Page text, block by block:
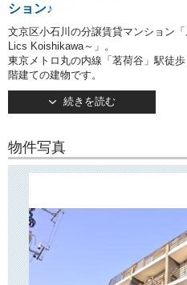
ション♪
文京区小石川の分譲賃貸マンション
Lics Koishikawa～」。
東京メトロ丸の内線「茗荷谷」駅徒
階建ての建物です。
コンクリート打ちっぱなし＆箱型フォ
TVモニターつきオートロックや宅配
○周辺環境○
近隣にはテニスコートを有する「竹
最寄駅である「茗荷谷」駅周辺には
店、本屋、衣料品店などが揃ってお
続きを読む
物件写真